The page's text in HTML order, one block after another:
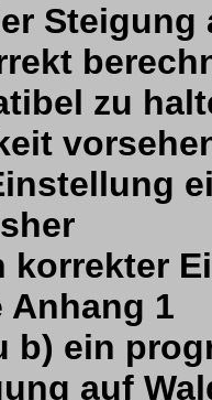
zu
korrekter
Anhang 1
b) ein
auf